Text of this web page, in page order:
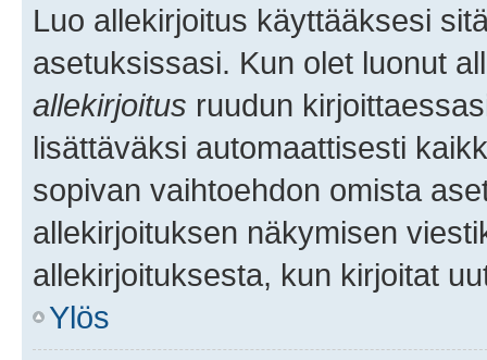
Luo allekirjoitus käyttääksesi
asetuksissasi. Kun olet luonut
allekirjoitus ruudun
lisättäväksi automaattisesti
sopivan vaihtoehdon omista
allekirjoituksen näkymisen
allekirjoituksesta, kun kirjoitat
Ylös